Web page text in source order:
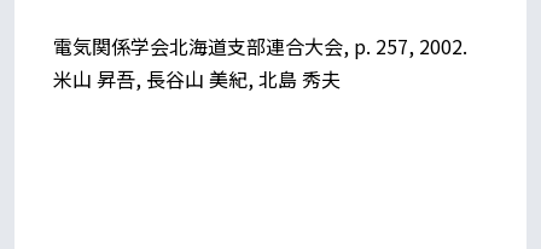
電気関係学会北海道支部連合大会, p. 257, 2002.
米山 昇吾, 長谷山 美紀, 北島 秀夫